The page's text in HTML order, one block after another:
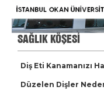
SAĞLIK KÖŞESİ
Diş Eti Kanamanızı
Düzelen Dişler